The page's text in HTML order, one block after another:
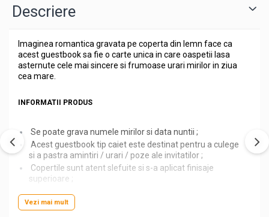
Descriere
Imaginea romantica gravata pe coperta din lemn face ca
acest guestbook sa fie o carte unica in care oaspetii lasa
asternute cele mai sincere si frumoase urari mirilor in ziua
cea mare.
INFORMATII PRODUS
Se poate grava numele mirilor si data nuntii ;
Acest guestbook tip caiet este destinat pentru a culege
si a pastra amintiri / urari / poze ale invitatilor ;
Copertile sunt atent slefuite si s-a aplicat finisaje
superioare ;
pentru coli A4 ;
Vezi mai mult